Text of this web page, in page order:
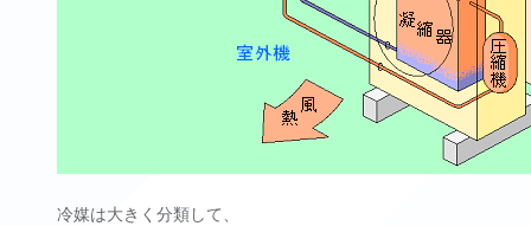
冷媒は大きく分類して、